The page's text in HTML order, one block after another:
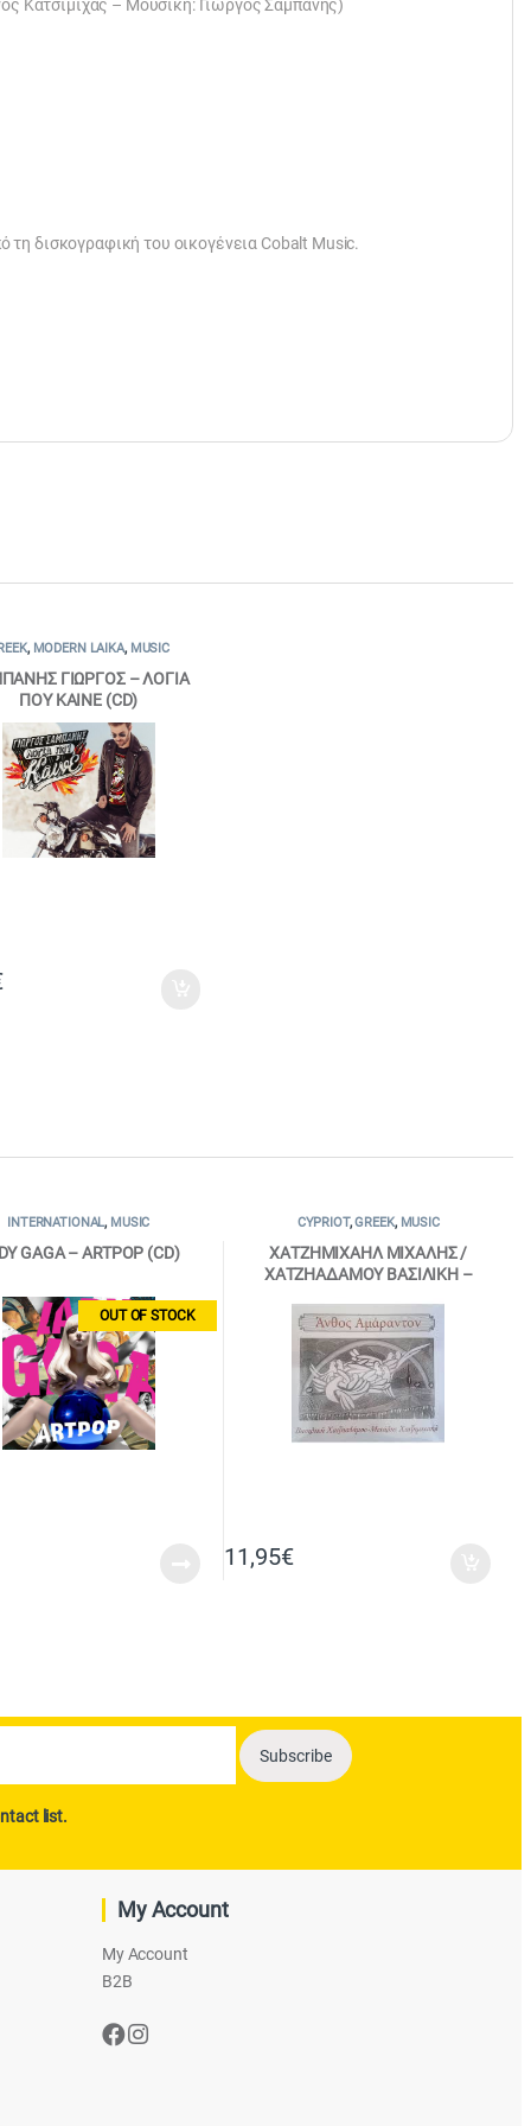
Κατσιμίχας – Μουσική: Γιώργος Σαμπάνης)
δισκογραφική του οικογένεια Cobalt Music.
, MODERN LAIKA, MUSIC
ΓΙΩΡΓΟΣ – ΛΟΓΙΑ
ΠΟΥ ΚΑΙΝΕ (CD)
OUT OF STOCK
INTERNATIONAL, MUSIC
GAGA – ARTPOP (CD)
CYPRIOT,GREEK, MUSIC
ΧΑΤΖΗΜΙΧΑΗΛ ΜΙΧΑΛΗΣ /
ΧΑΤΖΗΑΔΑΜΟΥ ΒΑΣΙΛΙΚΗ –
11,95€
list.
My Account
My Account
B2B